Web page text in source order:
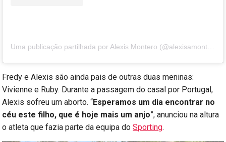
Fredy e Alexis são ainda pais de outras duas meninas:
Vivienne e Ruby. Durante a passagem do casal por Portugal,
Alexis sofreu um aborto. “Esperamos um dia encontrar no
céu este filho, que é hoje mais um anjo”, anunciou na altura
o atleta que fazia parte da equipa doSporting.